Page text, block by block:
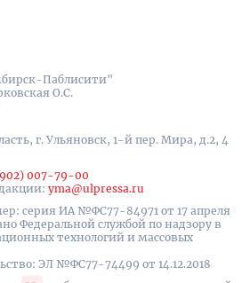
Паблисити"
О.С.
г. Ульяновск, 1-й пер. Мира, д.2, 4
007-79-00
yma@ulpressa.ru
серия ИА №ФС77-84971 от 17 апреля
Федеральной службой по надзору в
технологий и массовых
ЭЛ №ФС77-74499 от 14.12.2018